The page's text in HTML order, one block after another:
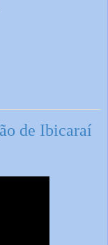
de Ibicaraí